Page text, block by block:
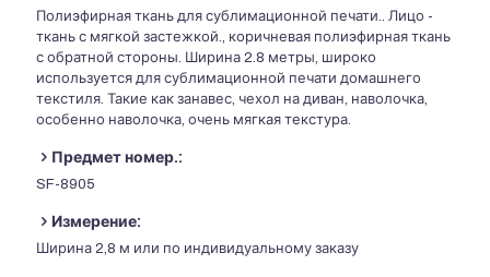
Полиэфирная ткань для сублимационной печати.. Лицо -
ткань с мягкой застежкой., коричневая полиэфирная ткань
с обратной стороны. Ширина 2.8 метры, широко
используется для сублимационной печати домашнего
текстиля. Такие как занавес, чехол на диван, наволочка,
особенно наволочка, очень мягкая текстура.
Предмет номер.:
SF-8905
Измерение:
Ширина 2,8 м или по индивидуальному заказу